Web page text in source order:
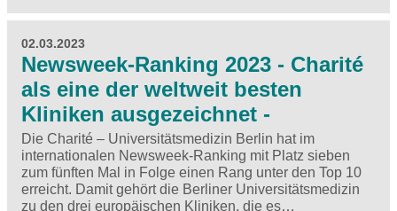
02.03.2023
Newsweek-Ranking 2023 - Charité
als eine der weltweit besten
Kliniken ausgezeichnet -
Die Charité – Universitätsmedizin Berlin hat im
internationalen Newsweek-Ranking mit Platz sieben
zum fünften Mal in Folge einen Rang unter den Top 10
erreicht. Damit gehört die Berliner Universitätsmedizin
zu den drei europäischen Kliniken, die es…